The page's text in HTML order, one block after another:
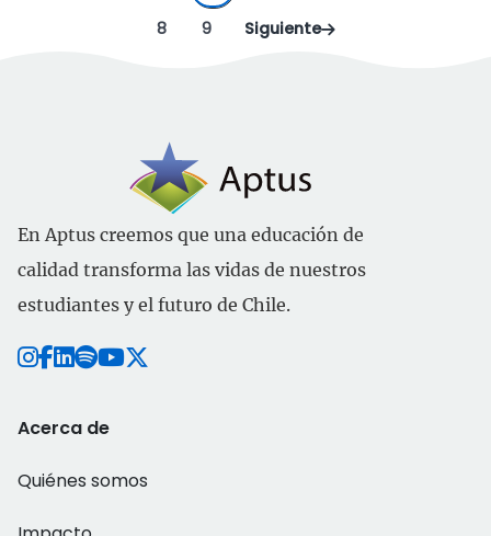
8
9 Siguiente
En Aptus creemos que una educación de
calidad transforma las vidas de nuestros
estudiantes y el futuro de Chile.
Acerca de
Quiénes somos